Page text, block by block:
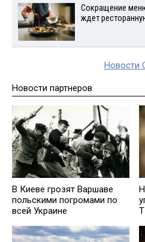
Сокращение
ждет
Новости
Новости партнеров
В Киеве грозят Варшаве
польскими погромами по
всей Украине